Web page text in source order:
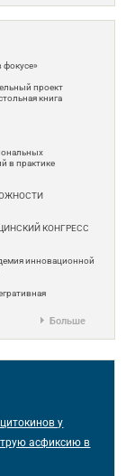
фокусе»
проект
книга
в практике
КОНГРЕСС
инновационной
Больше
у
асфиксию в